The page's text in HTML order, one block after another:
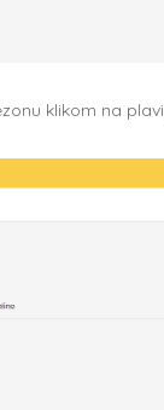
klikom na plavi